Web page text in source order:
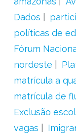
Dados
políticas de
Fórum
nordeste
matrícula a
matrícula de
Exclusão
vagas